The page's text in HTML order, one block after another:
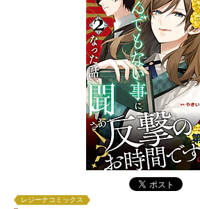
レジーナコミックス